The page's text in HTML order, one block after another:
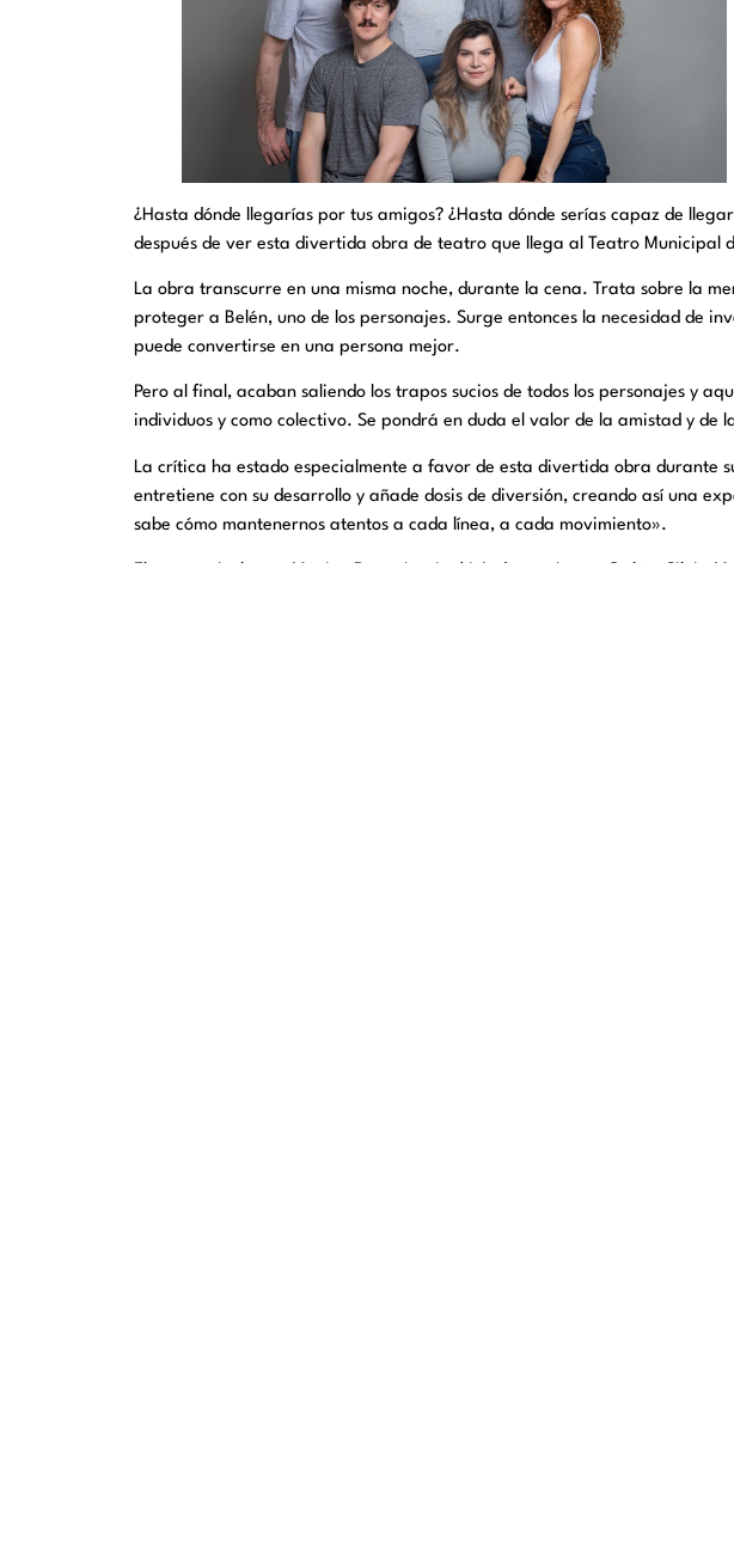
¿Hasta dónde llegarías por tus amigos? ¿Hasta dónde serías capaz de
después de ver esta divertida obra de teatro que llega al Teatro Municipal
La obra transcurre en una misma noche, durante la cena. Trata sobre la
proteger a Belén, uno de los personajes. Surge entonces la necesidad de
puede convertirse en una persona mejor.
Pero al final, acaban saliendo los trapos sucios de todos los personajes y
individuos y como colectivo. Se pondrá en duda el valor de la amistad y de
La crítica ha estado especialmente a favor de esta divertida obra durante
entretiene con su desarrollo y añade dosis de diversión, creando así una
sabe cómo mantenernos atentos a cada línea, a cada movimiento».